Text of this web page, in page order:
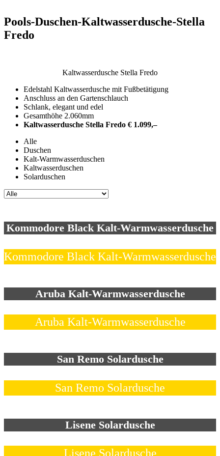
Pools-Duschen-Kaltwasserdusche-Stella
Fredo
Kaltwasserdusche Stella Fredo
Edelstahl Kaltwasserdusche mit Fußbetätigung
Anschluss an den Gartenschlauch
Schlank, elegant und edel
Gesamthöhe 2.060mm
Kaltwasserdusche Stella Fredo € 1.099,–
Alle
Duschen
Kalt-Warmwasserduschen
Kaltwasserduschen
Solarduschen
Kommodore Black Kalt-Warmwasserdusche
Kommodore Black Kalt-Warmwasserdusche
Aruba Kalt-Warmwasserdusche
Aruba Kalt-Warmwasserdusche
San Remo Solardusche
San Remo Solardusche
Lisene Solardusche
Lisene Solardusche